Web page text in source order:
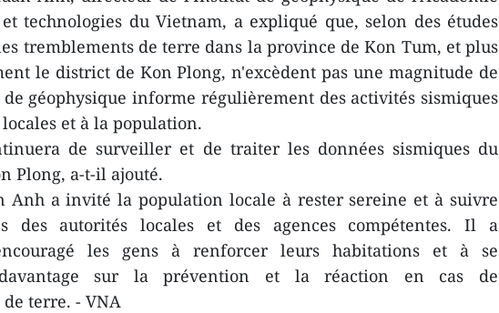
et technologies du Vietnam, a expliqué que, selon des études
tremblements de terre dans la province de Kon Tum, et plus
le district de Kon Plong, n'excèdent pas une magnitude de
géophysique informe régulièrement des activités sismiques
et à la population.
de surveiller et de traiter les données sismiques du
Plong, a-t-il ajouté.
Anh a invité la population locale à rester sereine et à suivre
des autorités locales et des agences compétentes. Il a
les gens à renforcer leurs habitations et à se
sur la prévention et la réaction en cas de
terre. - VNA